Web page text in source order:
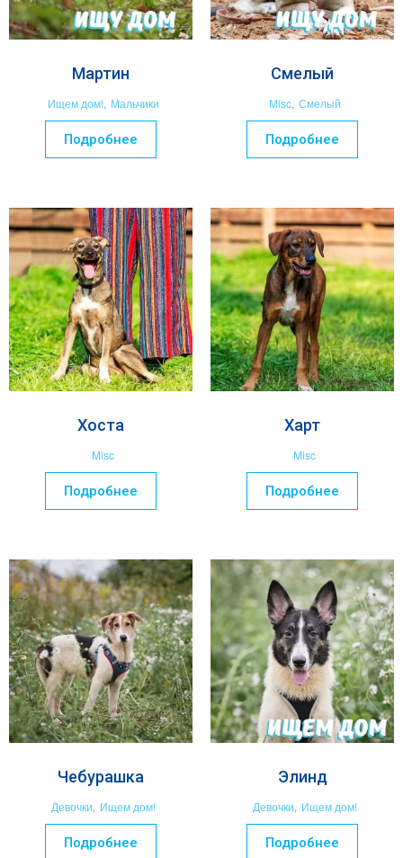
Мартин
Ищем дом!, Мальчики
Подробнее
Смелый
Misc, Смелый
Подробнее
Хоста
Misc
Подробнее
Харт
Misc
Подробнее
Чебурашка
Девочки, Ищем дом!
Подробнее
Элинд
Девочки, Ищем дом!
Подробнее